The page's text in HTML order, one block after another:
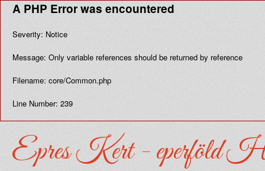
A PHP Error was encountered
Severity: Notice
Message: Only variable references should be returned by reference
Filename: core/Common.php
Line Number: 239
Epres Kert - eperföld